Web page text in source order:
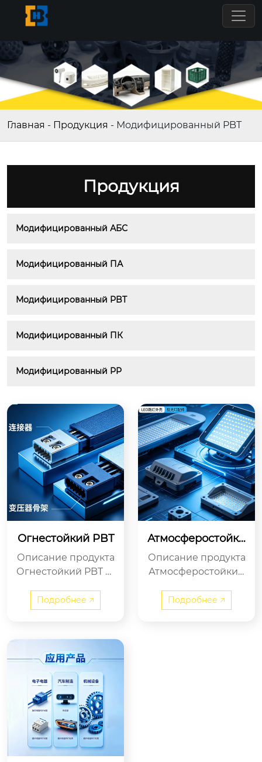
Главная - Продукция - Модифицированный PBT
Продукция
Модифицированный АБС
Модифицированный ПА
Модифицированный PBT
Модифицированный ПК
Модифицированный PP
Огнестойкий PBT
Описание продукта
Огнестойкий PBT —
вный инженерный
пластик, изготов...
Подробнее 🡥
Атмосферостойки
Описание продукта
Атмосферостойкий
фективный инжене
рный пластик, из...
Подробнее 🡥